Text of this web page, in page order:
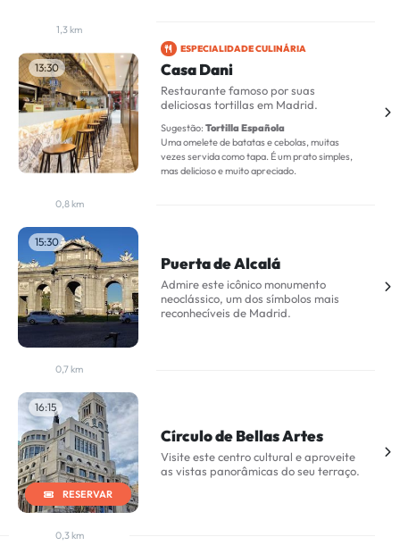
1,3 km
13:30
ESPECIALIDADE CULINÁRIA
Casa Dani
Restaurante famoso por suas
deliciosas tortillas em Madrid.
Sugestão: Tortilla Española
Uma omelete de batatas e cebolas, muitas
vezes servida como tapa. É um prato simples,
mas delicioso e muito apreciado.
0,8 km
15:30
Puerta de Alcalá
Admire este icônico monumento
neoclássico, um dos símbolos mais
reconhecíveis de Madrid.
0,7 km
16:15
RESERVAR
Círculo de Bellas Artes
Visite este centro cultural e aproveite
as vistas panorâmicas do seu terraço.
0,3 km